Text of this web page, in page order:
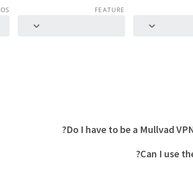
FEATURE
OS
Do I have to be a Mullvad
Can I use